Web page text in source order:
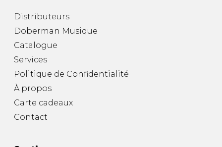
Distributeurs
Doberman Musique
Catalogue
Services
Politique de Confidentialité
À propos
Carte cadeaux
Contact